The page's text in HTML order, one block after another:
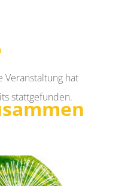
Veranstaltung hat
stattgefunden.